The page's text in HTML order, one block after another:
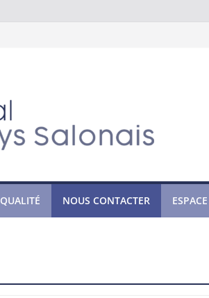
QUALITÉ NOUS CONTACTER